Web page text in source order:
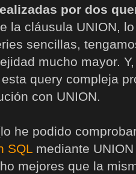
por dos
la cláusula UNION,
sencillas,
mucho mayor.
query compleja
con UNION.
he podido
SQL mediante
mejores que la